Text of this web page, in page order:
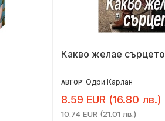
Какво желае сърцето
АВТОР: Одри Карлан
8.59 EUR (16.80 лв.)
10.74 EUR (21.01 лв.)